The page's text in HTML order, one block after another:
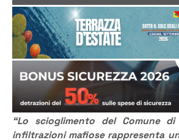
“Lo scioglimento del Comune
infiltrazioni mafiose rappresenta